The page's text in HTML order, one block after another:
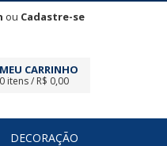
ou Cadastre-se
MEU CARRINHO
0 itens / R$ 0,00
DECORAÇÃO